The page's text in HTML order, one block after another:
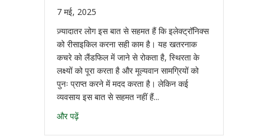
7 मई, 2025
ज़्यादातर लोग इस बात से सहमत हैं कि इलेक्ट्रॉनिक्स
को रीसाइकिल करना सही काम है। यह खतरनाक
कचरे को लैंडफिल में जाने से रोकता है, स्थिरता के
लक्ष्यों को पूरा करता है और मूल्यवान सामग्रियों को
पुनः प्राप्त करने में मदद करता है। लेकिन कई
व्यवसाय इस बात से सहमत नहीं हैं...
और पढ़ें